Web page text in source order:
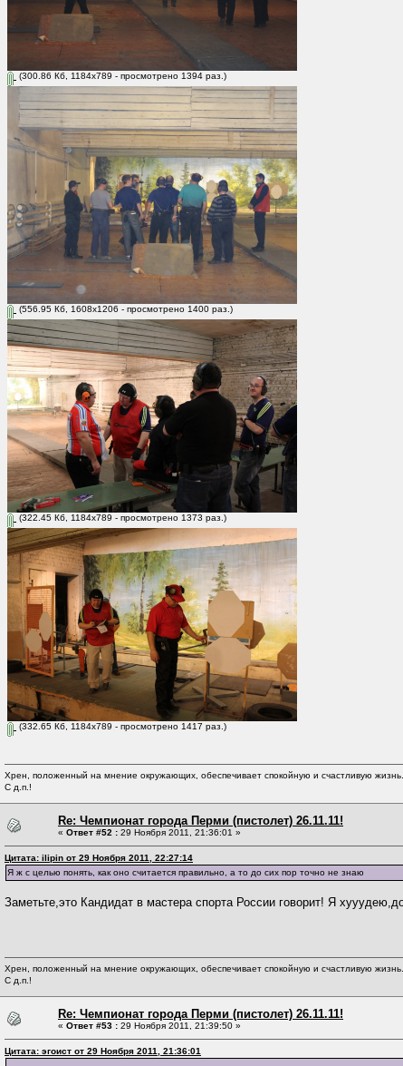
(300.86 Кб, 1184x789 - просмотрено 1394 раз.)
(556.95 Кб, 1608x1206 - просмотрено 1400 раз.)
(322.45 Кб, 1184x789 - просмотрено 1373 раз.)
(332.65 Кб, 1184x789 - просмотрено 1417 раз.)
Хрен, положенный на мнение окружающих, обеспечивает спокойную и счастливую жизнь.
С д.п.!
Re: Чемпионат города Перми (пистолет) 26.11.11!
« Ответ #52 : 29 Ноября 2011, 21:36:01 »
Цитата: ilipin от 29 Ноября 2011, 22:27:14
Я ж с целью понять, как оно считается правильно, а то до сих пор точно не знаю
Заметьте,это Кандидат в мастера спорта России говорит! Я
Хрен, положенный на мнение окружающих, обеспечивает спокойную и счастливую жизнь.
С д.п.!
Re: Чемпионат города Перми (пистолет) 26.11.11!
« Ответ #53 : 29 Ноября 2011, 21:39:50 »
Цитата: эгоист от 29 Ноября 2011, 21:36:01